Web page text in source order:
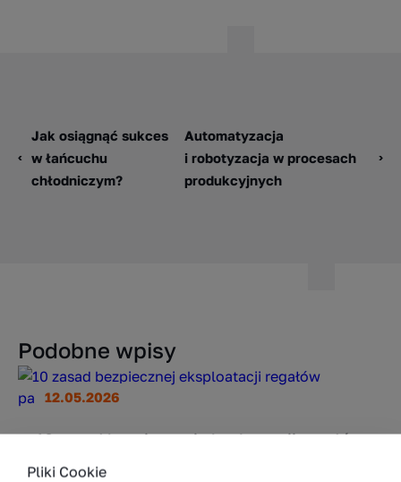
Jak osiągnąć sukces
w łańcuchu
chłodniczym?
Automatyzacja
i robotyzacja w procesach
produkcyjnych
Podobne wpisy
12.05.2026
10 zasad bezpiecznej eksploatacji regałów
paletowych
Pliki Cookie